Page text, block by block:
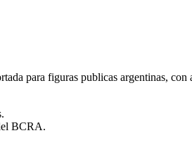
para figuras publicas argentinas, con
BCRA.